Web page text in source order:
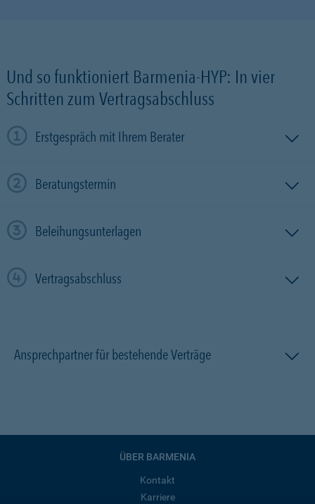
Und so funktioniert Barmenia-HYP: In vier
Schritten zum Vertragsabschluss
Erstgespräch mit Ihrem Berater
Beratungstermin
Beleihungsunterlagen
Vertragsabschluss
Ansprechpartner für bestehende Verträge
ÜBER BARMENIA
Kontakt
Karriere